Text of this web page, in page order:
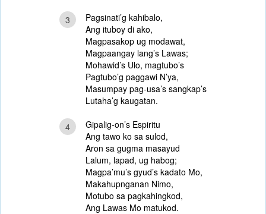
3
Pagsinati’g kahibalo,
Ang ituboy di ako,
Magpasakop ug modawat,
Magpaangay lang’s Lawas;
Mohawid’s Ulo, magtubo’s
Pagtubo’g paggawi N’ya,
Masumpay pag-usa’s sangkap’s
Lutaha’g kaugatan.
4
Gipalig-on’s Espiritu
Ang tawo ko sa sulod,
Aron sa gugma masayud
Lalum, lapad, ug habog;
Magpa’mu’s gyud’s kadato Mo,
Makahupnganan Nimo,
Motubo sa pagkahingkod,
Ang Lawas Mo matukod.